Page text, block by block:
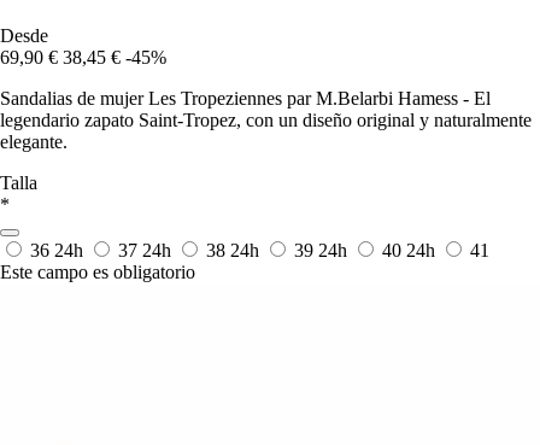
Desde
69,90 € 38,45 € -45%
Sandalias de mujer Les Tropeziennes par M.Belarbi Hamess - El
legendario zapato Saint-Tropez, con un diseño original y naturalmente
elegante.
Talla
*
36 24h 37 24h 38 24h 39 24h 40 24h
41
Este campo es obligatorio